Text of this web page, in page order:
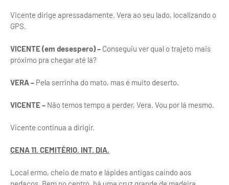
Vicente dirige apressadamente. Vera ao seu lado, localizando o
GPS.
VICENTE (em desespero) – Conseguiu ver qual o trajeto mais
próximo pra chegar até lá?
VERA – Pela serrinha do mato, mas é muito deserto.
VICENTE – Não temos tempo a perder, Vera. Vou por lá mesmo.
Vicente continua a dirigir.
CENA 11. CEMITÉRIO. INT. DIA.
Local ermo, cheio de mato e lápides antigas caindo aos